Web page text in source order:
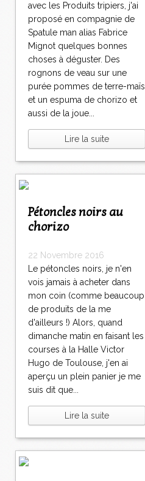
avec les Produits tripiers, j'ai
proposé en compagnie de
Spatule man alias Fabrice
Mignot quelques bonnes
choses à déguster. Des
rognons de veau sur une
purée pommes de terre-maïs
et un espuma de chorizo et
aussi de la joue...
Lire la suite
Pétoncles noirs au
chorizo
22 Novembre 2016
Le pétoncles noirs, je n'en
vois jamais à acheter dans
mon coin (comme beaucoup
de produits de la me
d'ailleurs !) Alors, quand
dimanche matin en faisant les
courses à la Halle Victor
Hugo de Toulouse, j'en ai
aperçu un plein panier je me
suis dit que...
Lire la suite